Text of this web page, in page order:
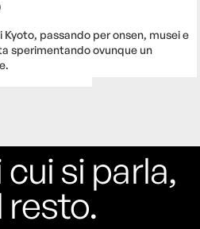
Kyoto, passando per onsen, musei e
sperimentando ovunque un
si parla,
resto.